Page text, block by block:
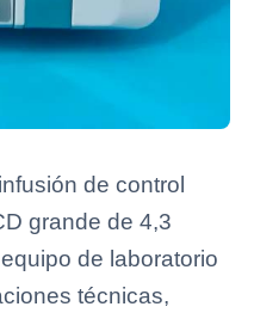
de control
grande de 4,3
de laboratorio
técnicas,